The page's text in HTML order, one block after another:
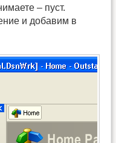
– пуст.
и добавим в